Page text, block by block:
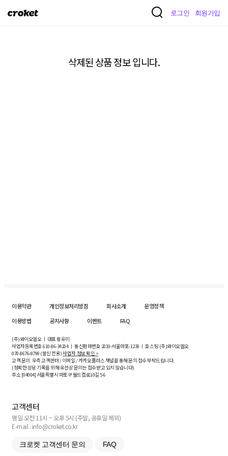
크
로그인 회원가입
삭제된 상품 정보 입니다.
이용약관 개인정보처리방침 회사소개
운영정책
이용방법
공지사항 이벤트 FAQ
(주)와이오엘오 ㅣ 대표 황유미
사업자등록번호610-86-34204ㅣ 통신판매번호 2019-서울마포-1239 ㅣ 호스팅 (주)와이오엘오
070-8676-8799 (발신 전용)사업자 정보 확인 >
고객 문의: 우측 고객센터 / 이메일 / 카카오플러스 채널을 통해 문의 접수 부탁드립니다.
(정확한 상담 기록을 위해 유선상 문의는 접수받고 있지 않습니다)
주소 [04004] 서울특별시 마포구 월드컵로10길5-6
고객센터
평일 오전 11시 ~ 오후 5시 (주말, 공휴일 제외)
E-mail : info@croket.co.kr
크로켓 고객센터 문의 FAQ